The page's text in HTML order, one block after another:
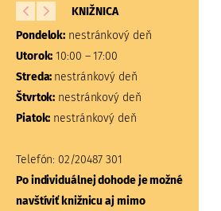
KNIŽNICA
Pondelok: nestránkový deň
Utorok: 10:00 – 17:00
Streda: nestránkový deň
Štvrtok: nestránkový deň
Piatok: nestránkový deň
Telefón: 02/20487 301
Po individuálnej dohode je možné
navštíviť knižnicu aj mimo